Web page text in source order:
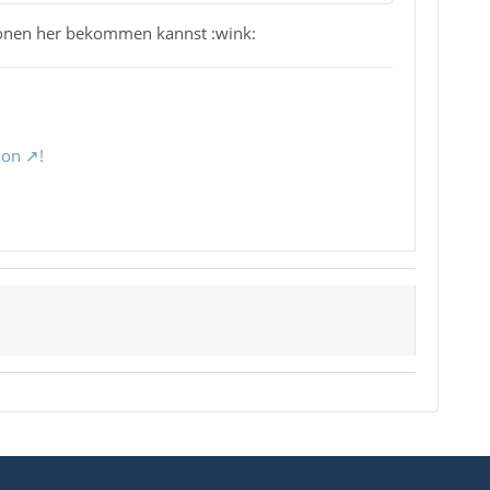
her bekommen kannst :wink:
!